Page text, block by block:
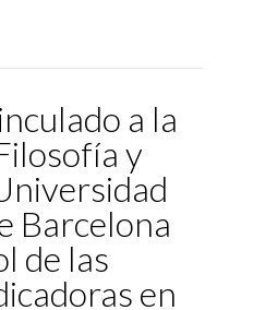
a la
y
Barcelona
de las
en